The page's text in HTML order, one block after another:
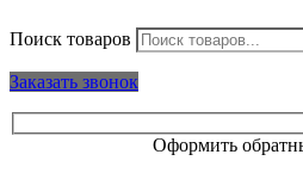
Поиск товаров
Заказать звонок
Оформить